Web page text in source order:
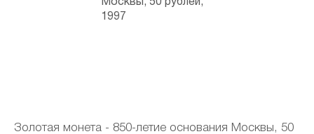
Золотая монета - 850-летие основания Москвы, 50